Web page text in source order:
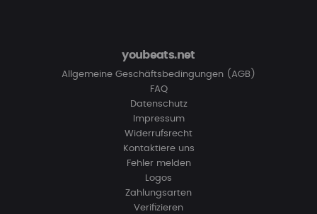
youbeats.net
Allgemeine Geschäftsbedingungen (AGB)
FAQ
Datenschutz
Impressum
Widerrufsrecht
Kontaktiere uns
Fehler melden
Logos
Zahlungsarten
Verifizieren